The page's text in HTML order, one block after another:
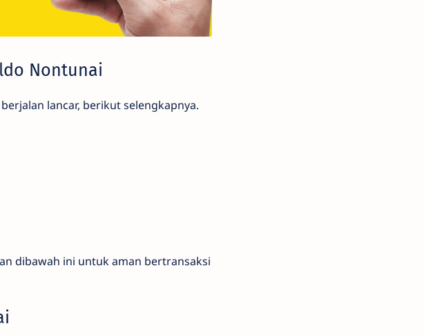
Nontunai
lancar, berikut selengkapnya.
dibawah ini untuk aman bertransaksi